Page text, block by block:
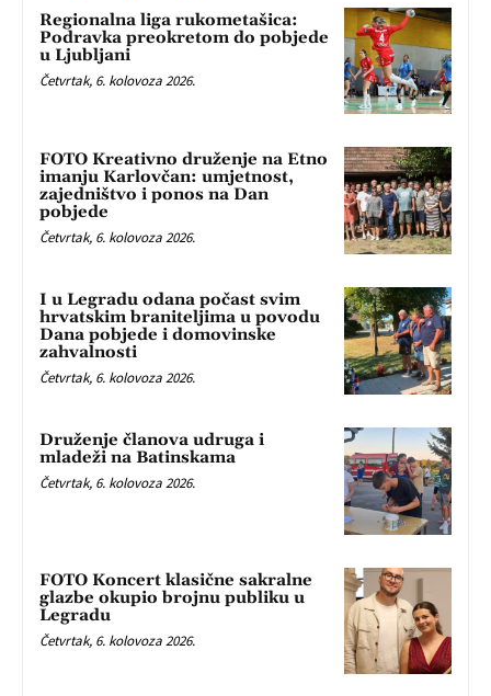
Regionalna liga rukometašica:
Podravka preokretom do pobjede
u Ljubljani
Četvrtak, 6. kolovoza 2026.
FOTO Kreativno druženje na Etno
imanju Karlovčan: umjetnost,
zajedništvo i ponos na Dan
pobjede
Četvrtak, 6. kolovoza 2026.
I u Legradu odana počast svim
hrvatskim braniteljima u povodu
Dana pobjede i domovinske
zahvalnosti
Četvrtak, 6. kolovoza 2026.
Druženje članova udruga i
mladeži na Batinskama
Četvrtak, 6. kolovoza 2026.
FOTO Koncert klasične sakralne
glazbe okupio brojnu publiku u
Legradu
Četvrtak, 6. kolovoza 2026.